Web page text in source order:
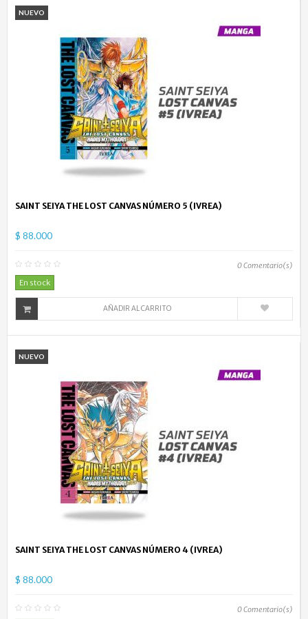
NUEVO
SAINT SEIYA THE LOST CANVAS NÚMERO 5 (IVREA)
$ 88.000
0Comentario(s)
En stock
AÑADIR AL CARRITO
NUEVO
SAINT SEIYA THE LOST CANVAS NÚMERO 4 (IVREA)
$ 88.000
0Comentario(s)